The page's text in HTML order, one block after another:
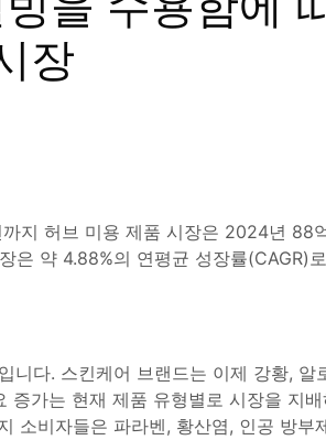
장
지 허브 미용 제품 시장은 2024년 88
약 4.88%의 연평균 성장률(CAGR)
다. 스킨케어 브랜드는 이제 강황, 알
가는 현재 제품 유형별로 시장을 지
소비자들은 파라벤, 황산염, 인공 방부